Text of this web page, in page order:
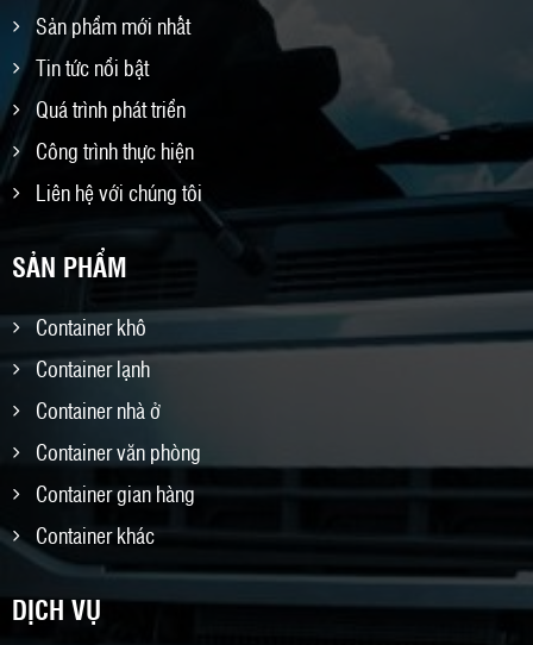
Sản phẩm mới nhất
Tin tức nổi bật
Quá trình phát triển
Công trình thực hiện
Liên hệ với chúng tôi
SẢN PHẨM
Container khô
Container lạnh
Container nhà ở
Container văn phòng
Container gian hàng
Container khác
DỊCH VỤ